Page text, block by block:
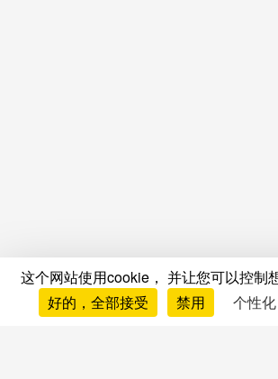
这个网站使用cookie， 并让您可以控制
好的，全部接受
禁用 个性化